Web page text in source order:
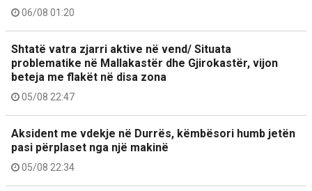
06/08 01:20
Shtatë vatra zjarri aktive në vend/ Situata
problematike në Mallakastër dhe Gjirokastër, vijon
beteja me flakët në disa zona
05/08 22:47
Aksident me vdekje në Durrës, këmbësori humb jetën
pasi përplaset nga një makinë
05/08 22:34